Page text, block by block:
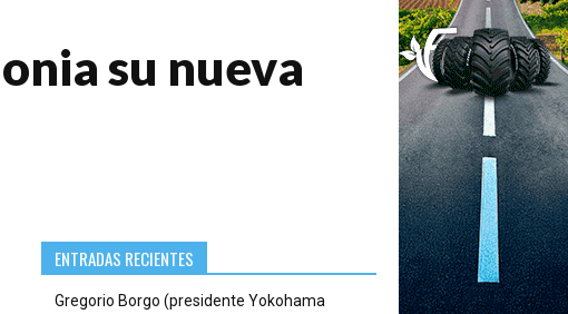
su nueva
ENTRADAS RECIENTES
Gregorio Borgo (presidente Yokohama